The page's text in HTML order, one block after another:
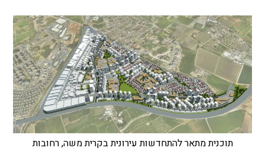
תוכנית מתאר להתחדשות עירונית בקרית משה, רחובות